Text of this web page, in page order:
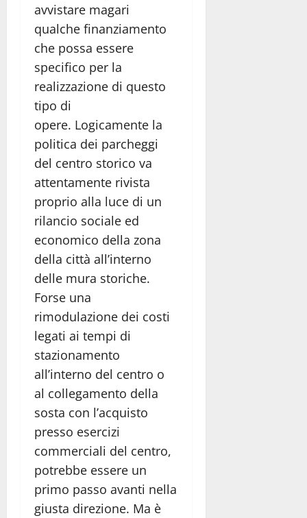
avvistare magari
qualche finanziamento
che possa essere
specifico per la
realizzazione di questo
tipo di
opere. Logicamente la
politica dei parcheggi
del centro storico va
attentamente rivista
proprio alla luce di un
rilancio sociale ed
economico della zona
della città all’interno
delle mura storiche.
Forse una
rimodulazione dei costi
legati ai tempi di
stazionamento
all’interno del centro o
al collegamento della
sosta con l’acquisto
presso esercizi
commerciali del centro,
potrebbe essere un
primo passo avanti nella
giusta direzione. Ma è